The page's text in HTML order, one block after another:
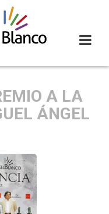
A LA
ÁNGEL